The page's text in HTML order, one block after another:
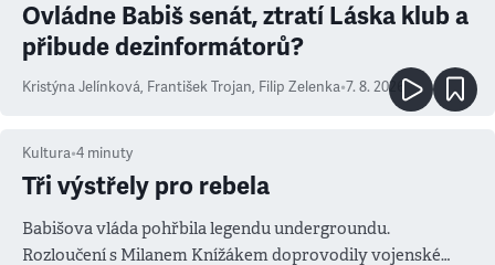
Ovládne Babiš senát, ztratí Láska klub a
přibude dezinformátorů?
Kristýna Jelínková, František Trojan, Filip Zelenka•7. 8. 2026
Kultura•4 minuty
Tři výstřely pro rebela
Babišova vláda pohřbila legendu undergroundu.
Rozloučení s Milanem Knížákem doprovodily vojenské